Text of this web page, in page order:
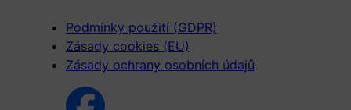
Podmínky použití (GDPR)
Zásady cookies (EU)
Zásady ochrany osobních údajů